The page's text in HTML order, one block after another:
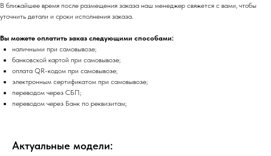
В ближайшее время после размещения заказа наш менеджер свяжется с вами, чтобы
уточнить детали и сроки исполнения заказа.
Вы можете оплатить заказ следующими способами:
наличными при самовывозе;
банковской картой при самовывозе;
оплата QR-кодом при самовывозе;
электронным сертификатом при самовывозе;
переводом через СБП;
переводом через Банк по реквизитам;
Актуальные модели: